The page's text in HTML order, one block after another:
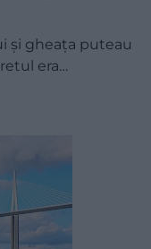
și gheața puteau
era…